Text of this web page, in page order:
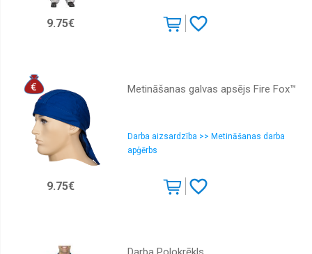
9.75€
Metināšanas galvas apsējs Fire Fox™
Darba aizsardzība >> Metināšanas darba
apģērbs
9.75€